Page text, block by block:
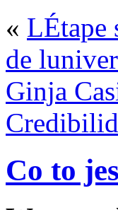
« LÉtape
de
Ginja
Co to